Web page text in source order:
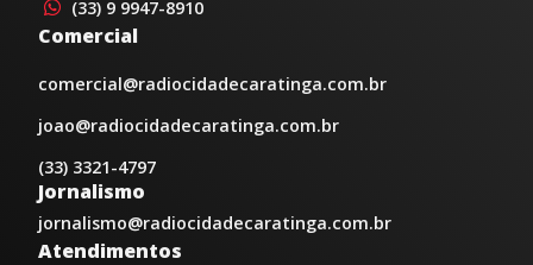
(33) 9 9947-8910
Comercial
comercial@radiocidadecaratinga.com.br
joao@radiocidadecaratinga.com.br
(33) 3321-4797
Jornalismo
jornalismo@radiocidadecaratinga.com.br
Atendimentos